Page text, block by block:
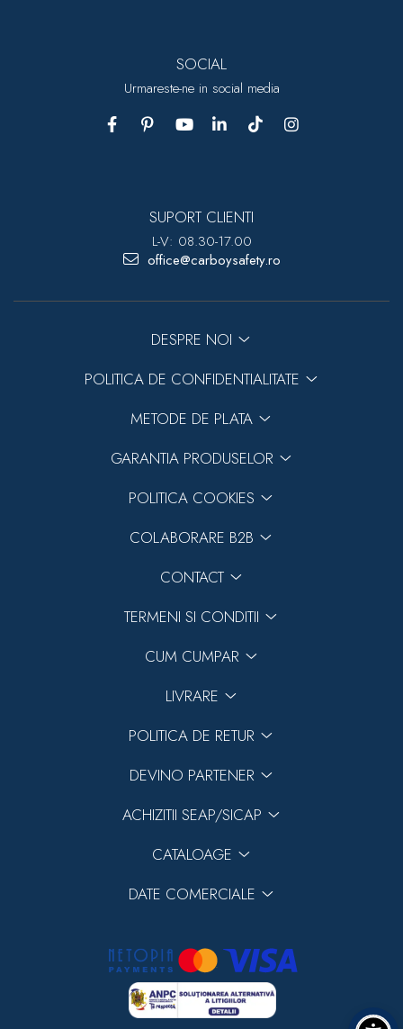
SOCIAL
Urmareste-ne in social media
SUPORT CLIENTI
L-V: 08.30-17.00
office@carboysafety.ro
DESPRE NOI
POLITICA DE CONFIDENTIALITATE
METODE DE PLATA
GARANTIA PRODUSELOR
POLITICA COOKIES
COLABORARE B2B
CONTACT
TERMENI SI CONDITII
CUM CUMPAR
LIVRARE
POLITICA DE RETUR
DEVINO PARTENER
ACHIZITII SEAP/SICAP
CATALOAGE
DATE COMERCIALE